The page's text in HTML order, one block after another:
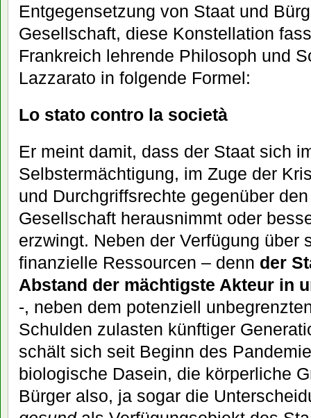
Entgegensetzung von Staat und
Gesellschaft, diese Konstellation
Frankreich lehrende Philosoph und
Lazzarato in folgende Formel:
Lo stato contro la società
Er meint damit, dass der Staat sich
Selbstermächtigung, im Zuge der
und Durchgriffsrechte gegenüber
Gesellschaft herausnimmt oder
erzwingt. Neben der Verfügung über
finanzielle Ressourcen – denn der
Abstand der mächtigste Akteur in
-, neben dem potenziell
Schulden zulasten künftiger
schält sich seit Beginn des
biologische Dasein, die körperliche
Bürger also, ja sogar die